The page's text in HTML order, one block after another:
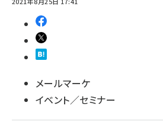
メールマーケ
イベント／セミナー